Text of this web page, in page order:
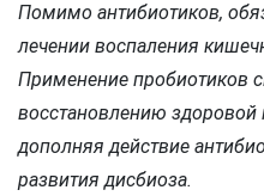
Помимо антибиотиков,
лечении воспаления
Применение пробиотиков
восстановлению
дополняя действие
развития дисбиоза.